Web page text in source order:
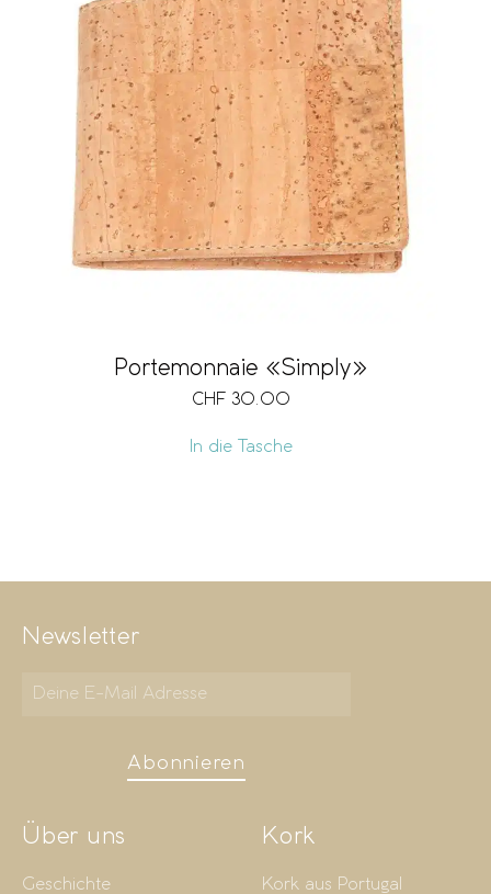
Portemonnaie «Simply»
CHF 30.00
In die Tasche
Newsletter
Abonnieren
Über uns
Geschichte
Kork
Kork aus Portugal